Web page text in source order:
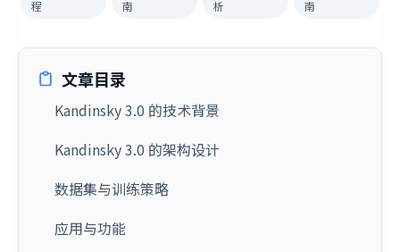
程
南
析
南
文章目录
Kandinsky 3.0 的技术背景
Kandinsky 3.0 的架构设计
数据集与训练策略
应用与功能